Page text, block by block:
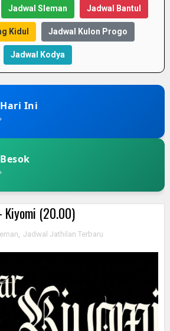
Jadwal Sleman Jadwal Bantul
Kidul Jadwal Kulon Progo
Jadwal Kodya
Ini
(20.00)
Jadwal Jathilan Terbaru